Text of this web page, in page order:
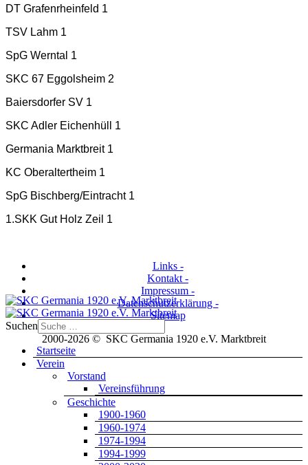
DT Grafenrheinfeld 1
TSV Lahm 1
SpG Werntal 1
SKC 67 Eggolsheim 2
Baiersdorfer SV 1
SKC Adler Eichenhüll 1
Germania Marktbreit 1
KC Oberaltertheim 1
SpG Bischberg/Eintracht 1
1.SKK Gut Holz Zeil 1
Links -
Kontakt -
Impressum -
Datenschutzerklärung -
Sitemap
2000-2026 © SKC Germania 1920 e.V. Marktbreit
Suchen
Startseite
Verein
Vorstand
Vereinsführung
Geschichte
1900-1960
1960-1974
1974-1994
1994-1999